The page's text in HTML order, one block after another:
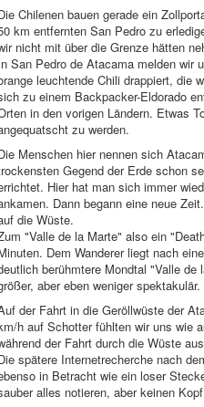
Chilenen bauen gerade ein
km entfernten San Pedro zu
nicht mit über die Grenze hätten
San Pedro de Atacama melden wir
leuchtende Chili drappiert, die
zu einem Backpacker-Eldorado
in den vorigen Ländern. Etwas
zu werden.
Menschen hier nennen sich
Gegend der Erde schon
Hier hat man sich immer
Dann begann eine neue
die Wüste.
"Valle de la Marte" also ein
Dem Wanderer liegt nach
berühmtere Mondtal "Valle
aber eben weniger spektakulär.
der Fahrt in die Geröllwüste der
h auf Schotter fühlten wir uns wie
der Fahrt durch die Wüste
spätere Internetrecherche nach
in Betracht wie ein loser
alles notieren, aber keinen